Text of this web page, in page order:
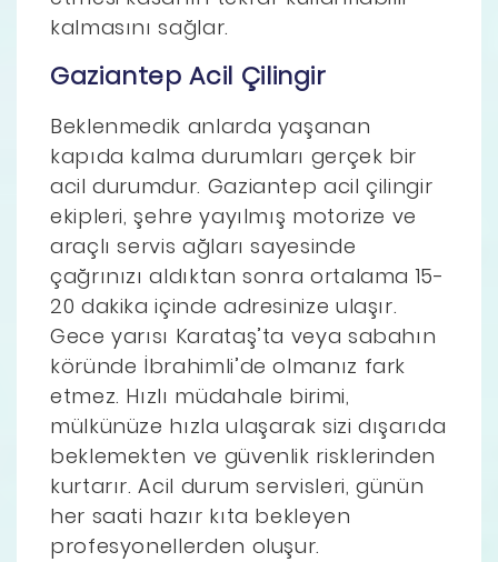
kalmasını sağlar.
Gaziantep Acil Çilingir
Beklenmedik anlarda yaşanan
kapıda kalma durumları gerçek bir
acil durumdur. Gaziantep acil çilingir
ekipleri, şehre yayılmış motorize ve
araçlı servis ağları sayesinde
çağrınızı aldıktan sonra ortalama 15-
20 dakika içinde adresinize ulaşır.
Gece yarısı Karataş’ta veya sabahın
köründe İbrahimli’de olmanız fark
etmez. Hızlı müdahale birimi,
mülkünüze hızla ulaşarak sizi dışarıda
beklemekten ve güvenlik risklerinden
kurtarır. Acil durum servisleri, günün
her saati hazır kıta bekleyen
profesyonellerden oluşur.